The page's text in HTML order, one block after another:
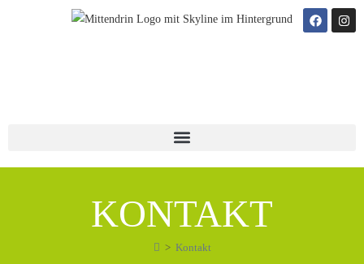
KONTAKT
> Kontakt